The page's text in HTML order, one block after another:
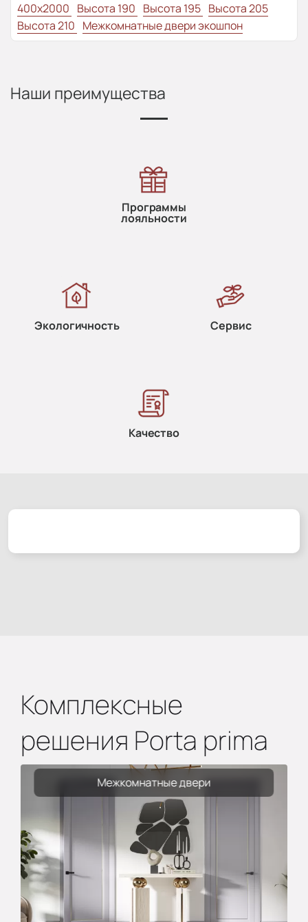
400x2000 Высота 190 Высота 195 Высота 205
Высота 210 Межкомнатные двери экошпон
Наши преимущества
Программы
лояльности
Экологичность Сервис
Качество
Комплексные
решения Porta prima
Межкомнатные двери